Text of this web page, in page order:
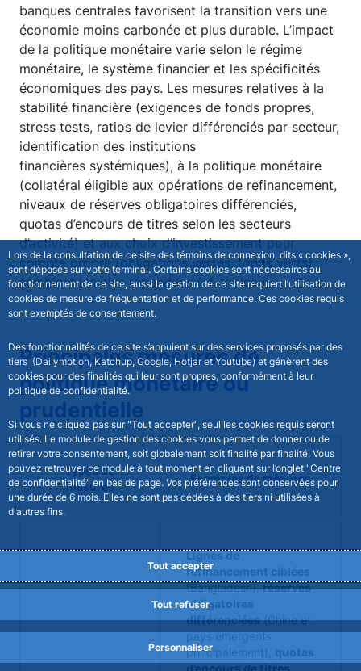
Lors de la consultation de ce site des témoins de connexion, dits « cookies »,
sont déposés sur votre terminal. Certains cookies sont nécessaires au
fonctionnement de ce site, aussi la gestion de ce site requiert l’utilisation de
cookies de mesure de fréquentation et de performance. Ces cookies requis
sont exemptés de consentement.
Des fonctionnalités de ce site s’appuient sur des services proposés par des
tiers (Dailymotion, Katchup, Google, Hotjar et Youtube) et génèrent des
cookies pour des finalités qui leur sont propres, conformément à leur
politique de confidentialité.
Si vous ne cliquez pas sur "Tout accepter", seul les cookies requis seront
utilisés. Le module de gestion des cookies vous permet de donner ou de
retirer votre consentement, soit globalement soit finalité par finalité. Vous
pouvez retrouver ce module à tout moment en cliquant sur l’onglet "Centre
de confidentialité" en bas de page. Vos préférences sont conservées pour
une durée de 6 mois. Elles ne sont pas cédées à des tiers ni utilisées à
d'autres fins.
Tout accepter
Tout refuser
Personnaliser
banques centrales favorisent la transition vers une
économie moins carbonée et plus durable. L’impact
de la politique monétaire varie selon le régime
monétaire, le système financier et les spécificités
économiques des pays. Les mesures relatives à la
stabilité financière (exigences de fonds propres,
stress tests, ratios de levier différenciés par secteur,
identification des institutions
financières systémiques), à la politique monétaire
(collatéral éligible aux opérations de refinancement,
niveaux de réserves obligatoires différenciés,
quotas d’encours de titres selon les secteurs
d’activité) et aux choix d’investissement pour
compte propre (obligations vertes, fonds verts)
semblent les plus répandues (cf. tableau).
Principales mesures de
politique monétaire ou
prudentielle
Types de
mesures
Exemples de mesures
refinancement ciblées
(Bangladesh),réserves
obligatoires
différenciées(Chine et
pays émergents
principalement),